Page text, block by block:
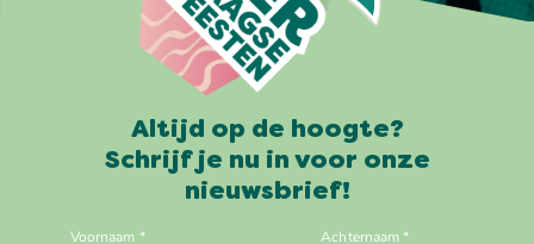
Altijd op de hoogte?
Schrijf je nu in voor onze
nieuwsbrief!